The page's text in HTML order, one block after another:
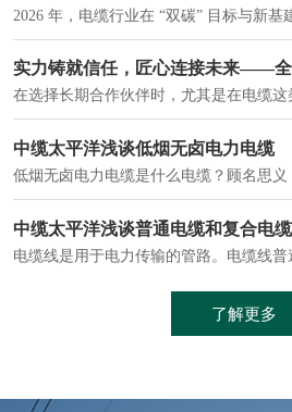
中缆太平洋浅谈低烟无卤电力电缆
中缆太平洋浅谈普通电缆和复合电
了解更多